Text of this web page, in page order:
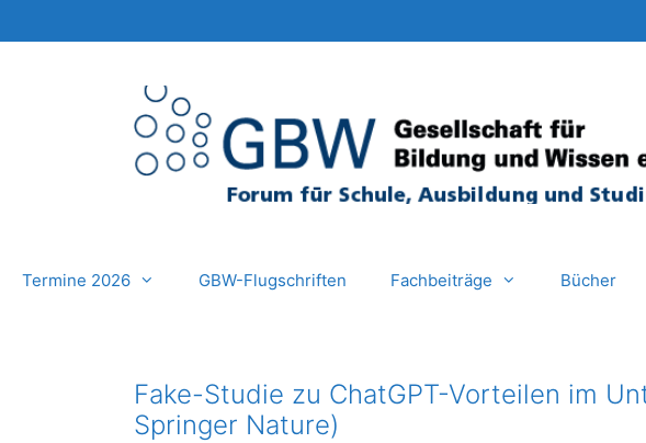
Termine 2026 GBW-Flugschriften Fachbeiträge Bücher
Fake-Studie zu ChatGPT-Vorteilen im
Springer Nature)